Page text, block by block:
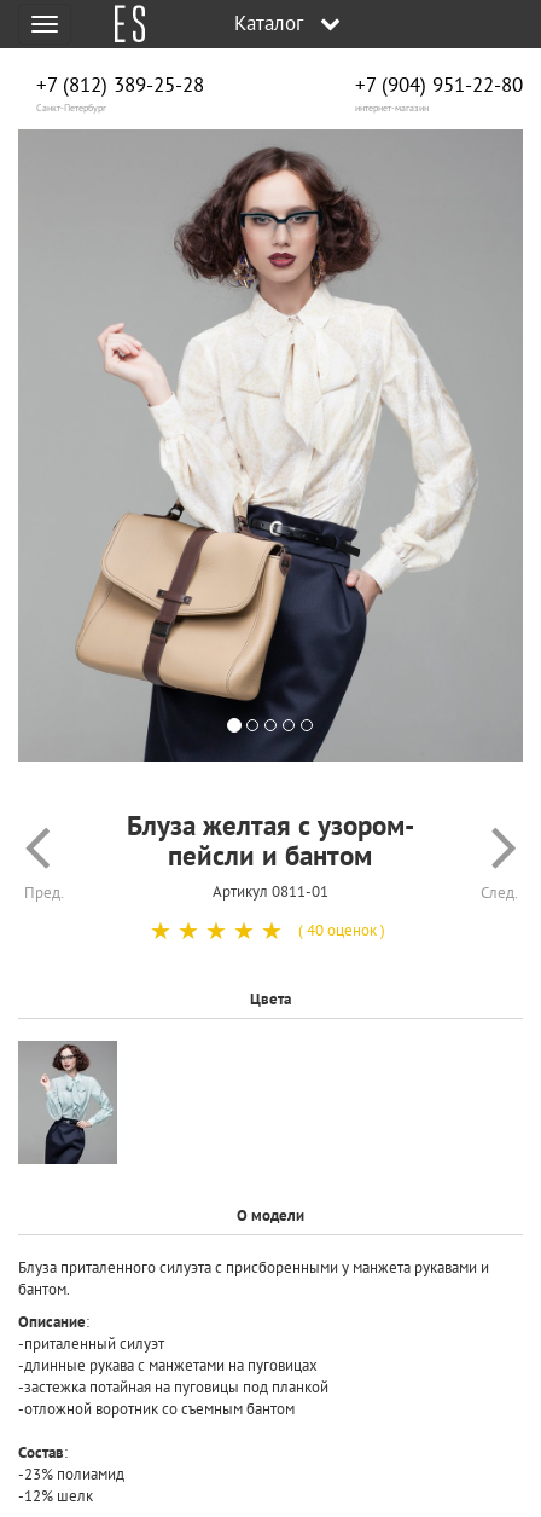
Меню Каталог
+7 (812) 389-25-28
Санкт-Петербург
+7 (904) 951‑22‑80
интернет-магазин
Пред.
Блуза желтая с узором-
пейсли и бантом
Артикул 0811-01 След.
☆
☆
☆
☆
☆ ( 40 оценок )
Цвета
О модели
Блуза приталенного силуэта с присборенными у манжета рукавами и
бантом.
Описание:
-приталенный силуэт
-длинные рукава с манжетами на пуговицах
-застежка потайная на пуговицы под планкой
-отложной воротник со съемным бантом
Состав:
-23% полиамид
-12% шелк